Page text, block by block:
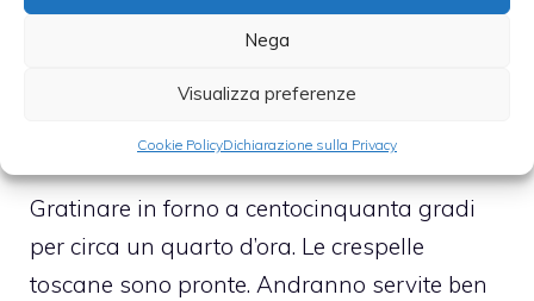
Nega
Visualizza preferenze
Cookie PolicyDichiarazione sulla Privacy
ricoperte con la besciamella, cospargendovi
macchiandole con un pò di salsa di
pomodoro.
Gratinare in forno a centocinquanta gradi
per circa un quarto d’ora. Le crespelle
toscane sono pronte. Andranno servite ben